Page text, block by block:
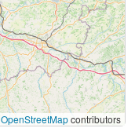
OpenStreetMapcontributors